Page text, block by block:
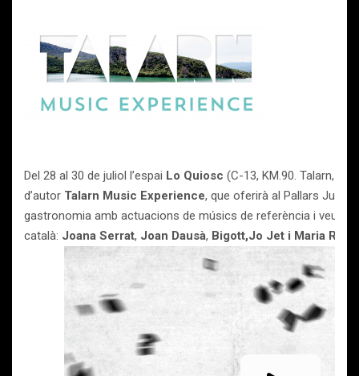
Del 28 al 30 de juliol l’espai Lo Quiosc (C-13, KM.90. Talarn,
d’autor Talarn Music Experience, que oferirà al Pallars
gastronomia amb actuacions de músics de referència i veus
català: Joana Serrat, Joan Dausà, Bigott,Jo Jet i Maria